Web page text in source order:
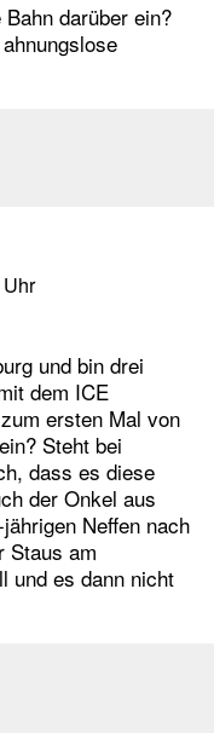
darüber ein?
und bin drei
dem ICE
ersten Mal von
Steht bei
dass es diese
der Onkel aus
Neffen nach
Staus am
und es dann nicht